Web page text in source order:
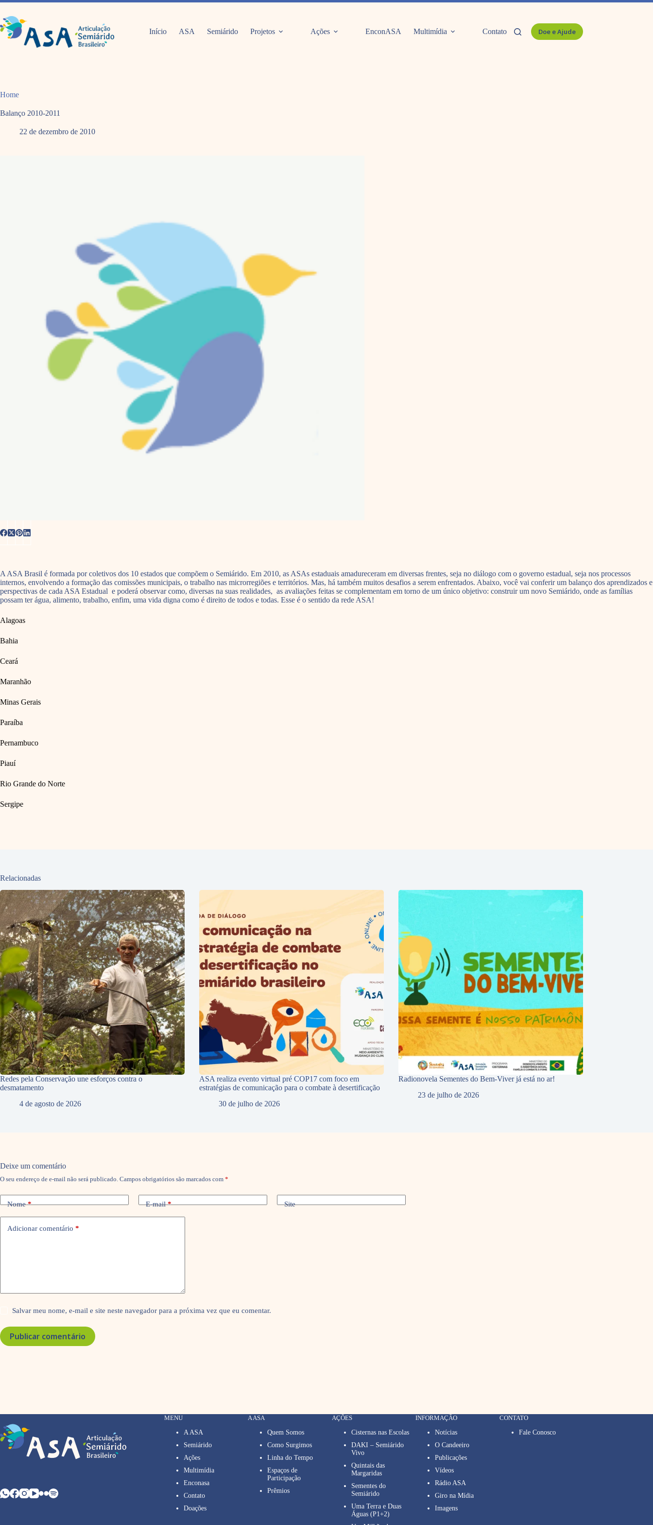
Pular
o
conteúdo
Início ASA Semiárido Projetos Ações EnconASA Multimídia Contato Doe e Ajude
Home
Balanço 2010-2011
22 de dezembro de 2010
A ASA Brasil é formada por coletivos dos 10 estados que compõem o Semiárido. Em 2010, as ASAs estaduais amadureceram em diversas frentes, seja no diálogo com o governo estadual, seja nos processos
internos, envolvendo a formação das comissões municipais, o trabalho nas microrregiões e territórios. Mas, há também muitos desafios a serem enfrentados. Abaixo, você vai conferir um balanço dos aprendizados e
perspectivas de cada ASA Estadual e poderá observar como, diversas na suas realidades, as avaliações feitas se complementam em torno de um único objetivo: construir um novo Semiárido, onde as famílias
possam ter água, alimento, trabalho, enfim, uma vida digna como é direito de todos e todas. Esse é o sentido da rede ASA!
Alagoas
Bahia
Ceará
Maranhão
Minas Gerais
Paraíba
Pernambuco
Piauí
Rio Grande do Norte
Sergipe
Relacionadas
Redes pela Conservação une esforços contra o
desmatamento
4 de agosto de 2026
ASA realiza evento virtual pré COP17 com foco em
estratégias de comunicação para o combate à desertificação
30 de julho de 2026
Radionovela Sementes do Bem-Viver já está no ar!
23 de julho de 2026
Deixe um comentário
O seu endereço de e-mail não será publicado. Campos obrigatórios são marcados com *
Nome* E-mail* Site
Adicionar comentário *
Salvar meu nome, e-mail e site neste navegador para a próxima vez que eu comentar.
Publicar comentário
MENU
A ASA
Semiárido
Ações
Multimídia
Enconasa
Contato
Doações
A ASA
Quem Somos
Como Surgimos
Linha do Tempo
Espaços de
Participação
Prêmios
AÇÕES
Cisternas nas Escolas
DAKI – Semiárido
Vivo
Quintais das
Margaridas
Sementes do
Semiárido
Uma Terra e Duas
Águas (P1+2)
INFORMAÇÃO
Notícias
O Candeeiro
Publicações
Vídeos
Rádio ASA
Giro na Mídia
Imagens
CONTATO
Fale Conosco